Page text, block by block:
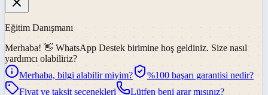
Eğitim Danışmanı
Merhaba! 👋 WhatsApp Destek birimine hoş geldiniz. Size nasıl
yardımcı olabiliriz?
Merhaba, bilgi alabilir miyim?
%100 başarı garantisi nedir?
Fiyat ve taksit seçenekleri
Lütfen beni arar mısınız?